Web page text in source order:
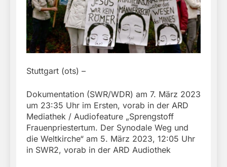
Stuttgart (ots) –
Dokumentation (SWR/WDR) am 7. März 2023
um 23:35 Uhr im Ersten, vorab in der ARD
Mediathek / Audiofeature „Sprengstoff
Frauenpriestertum. Der Synodale Weg und
die Weltkirche“ am 5. März 2023, 12:05 Uhr
in SWR2, vorab in der ARD Audiothek